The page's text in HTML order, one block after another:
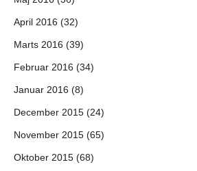
April 2016 (32)
Marts 2016 (39)
Februar 2016 (34)
Januar 2016 (8)
December 2015 (24)
November 2015 (65)
Oktober 2015 (68)